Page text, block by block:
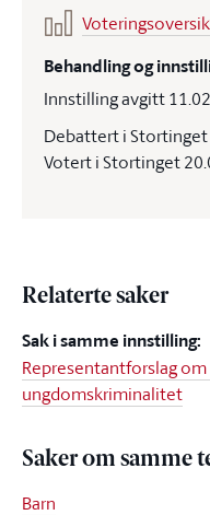
Behandling og
Innstilling avgitt
Debattert i Stortinget
Votert i Stortinget
Relaterte saker
Sak i samme innstilling:
Representantforslag
ungdomskriminalitet
Saker om samme
Barn